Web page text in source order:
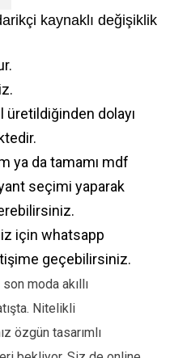
kaynaklı değişiklik
dolayı
ya da tamamı mdf
seçimi yaparak
için whatsapp
geçebilirsiniz.
moda akıllı
Nitelikli
özgün tasarımlı